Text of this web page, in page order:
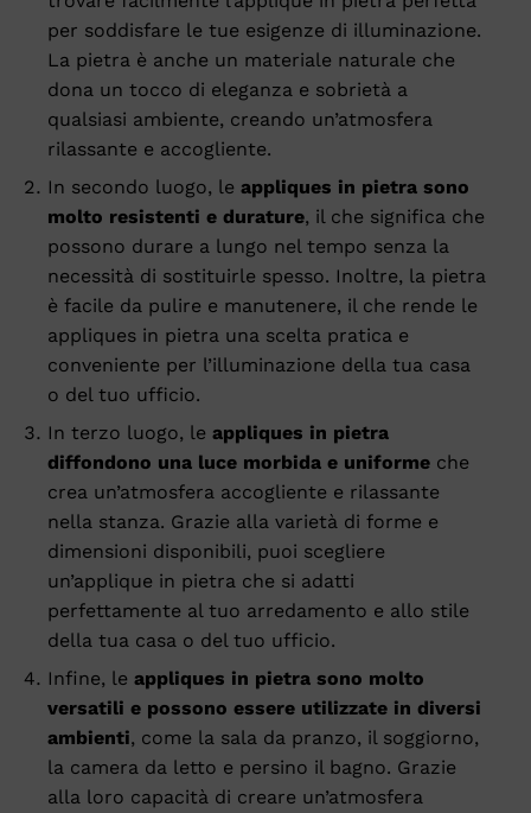
per soddisfare le tue esigenze di illuminazione.
La pietra è anche un materiale naturale che
dona un tocco di eleganza e sobrietà a
qualsiasi ambiente, creando un’atmosfera
rilassante e accogliente.
In secondo luogo, le appliques in pietra sono
molto resistenti e durature, il che significa che
possono durare a lungo nel tempo senza la
necessità di sostituirle spesso. Inoltre, la pietra
è facile da pulire e manutenere, il che rende le
appliques in pietra una scelta pratica e
conveniente per l’illuminazione della tua casa
o del tuo ufficio.
In terzo luogo, le appliques in pietra
diffondono una luce morbida e uniforme che
crea un’atmosfera accogliente e rilassante
nella stanza. Grazie alla varietà di forme e
dimensioni disponibili, puoi scegliere
un’applique in pietra che si adatti
perfettamente al tuo arredamento e allo stile
della tua casa o del tuo ufficio.
Infine, le appliques in pietra sono molto
versatili e possono essere utilizzate in diversi
ambienti, come la sala da pranzo, il soggiorno,
la camera da letto e persino il bagno. Grazie
alla loro capacità di creare un’atmosfera